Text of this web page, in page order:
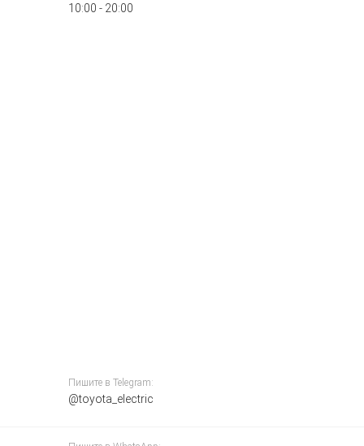
10:00 - 20:00
Пишите в Telegram:
@toyota_electric